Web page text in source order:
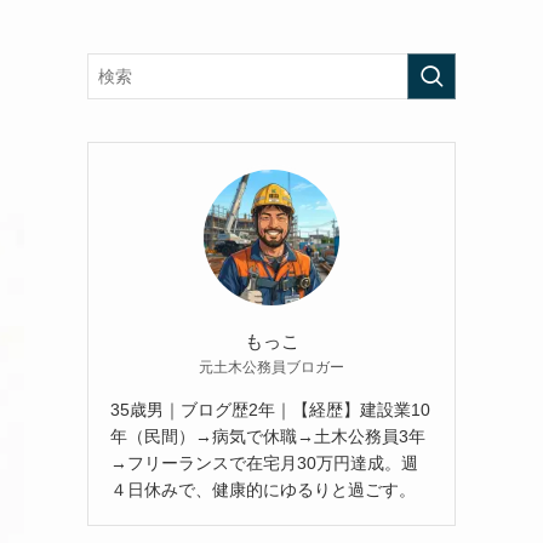
もっこ
元土木公務員ブロガー
35歳男｜ブログ歴2年｜【経歴】建設業10
年（民間）→病気で休職→土木公務員3年
→フリーランスで在宅月30万円達成。週
４日休みで、健康的にゆるりと過ごす。